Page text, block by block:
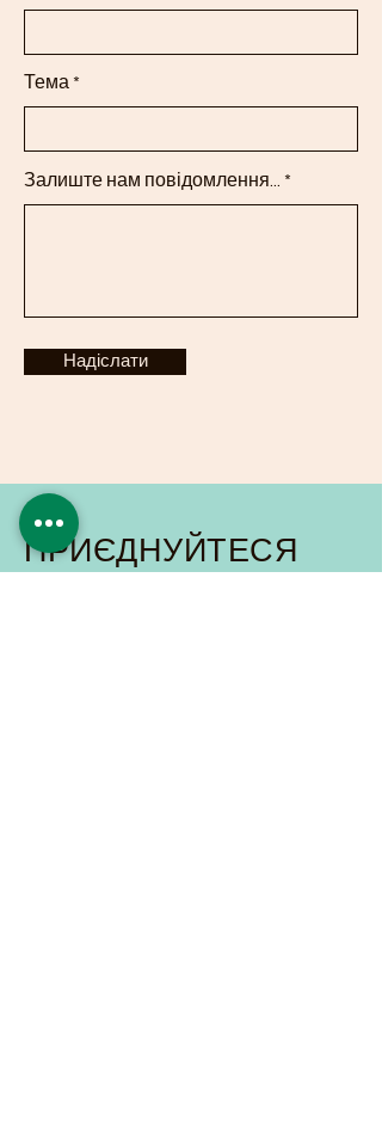
Тема
Залиште нам повідомлення...
Надіслати
ПРИЄДНУЙТЕСЯ